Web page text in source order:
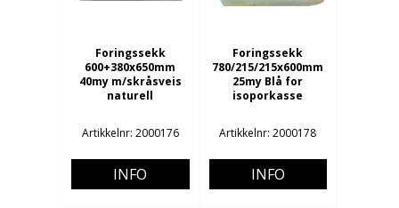
Foringssekk
600+380x650mm
40my m/skråsveis
naturell
Artikkelnr: 2000176
INFO
Foringssekk
780/215/215x600mm
25my Blå for
isoporkasse
Artikkelnr: 2000178
INFO